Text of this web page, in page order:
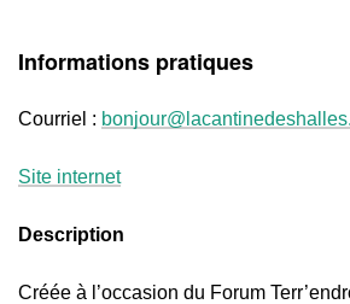
Informations pratiques
Courriel :
Site internet
Description
Créée à l’occasion du Forum